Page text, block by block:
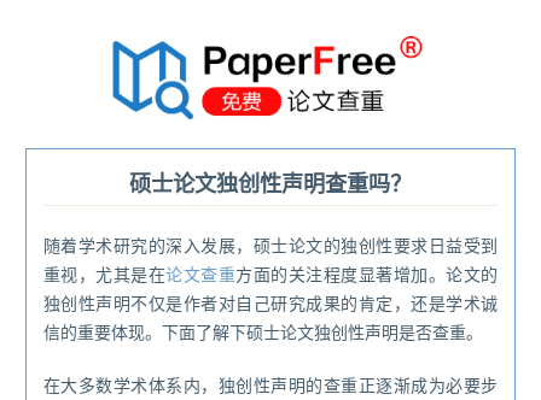
硕士论文独创性声明查重吗？
随着学术研究的深入发展，硕士论文的独创性要求日益受到
重视，尤其是在论文查重方面的关注程度显著增加。论文的
独创性声明不仅是作者对自己研究成果的肯定，还是学术诚
信的重要体现。下面了解下硕士论文独创性声明是否查重。
在大多数学术体系内，独创性声明的查重正逐渐成为必要步